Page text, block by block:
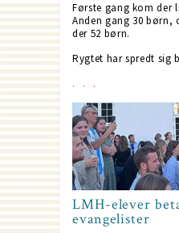
Første gang kom der
Anden gang 30 børn,
der 52 børn.
Rygtet har spredt sig
LMH-elever
evangelister